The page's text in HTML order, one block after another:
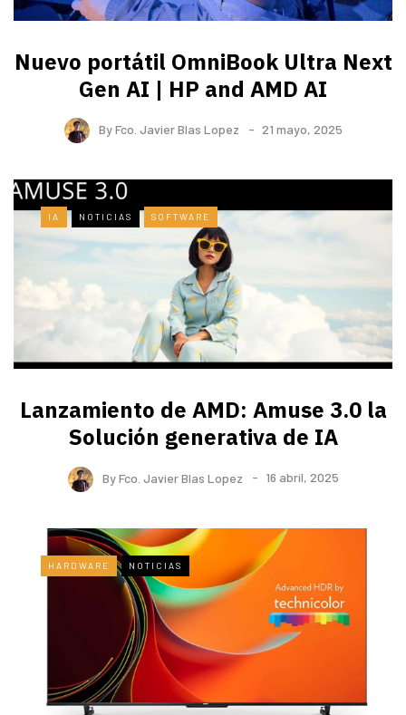
Nuevo portátil OmniBook Ultra ​Next
Gen AI | HP and AMD AI
ByFco. Javier Blas Lopez 21 mayo, 2025
IA NOTICIAS SOFTWARE
Lanzamiento de AMD: Amuse 3.0 la
Solución generativa de IA
ByFco. Javier Blas Lopez 16 abril, 2025
HARDWARE NOTICIAS